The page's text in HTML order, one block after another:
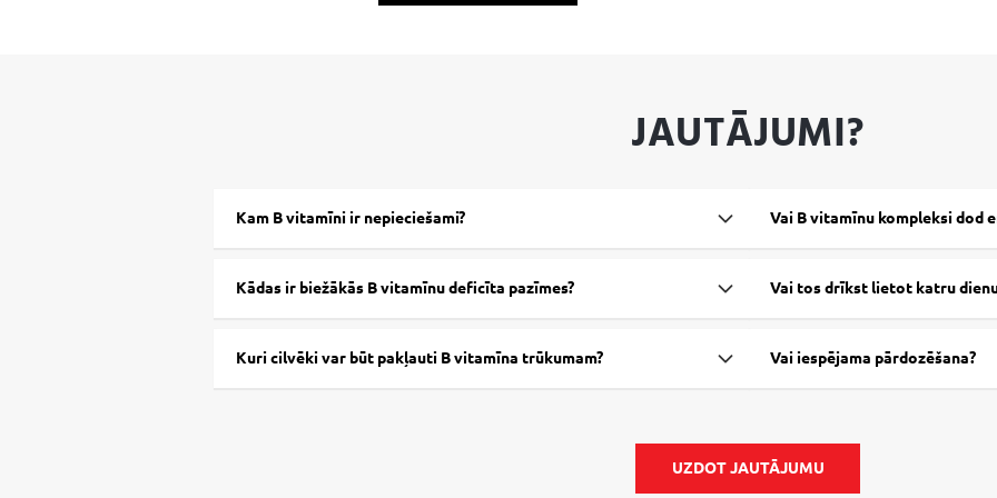
JAUTĀJUMI?
Kam B vitamīni ir nepieciešami?
Kādas ir biežākās B vitamīnu deficīta pazīmes?
Kuri cilvēki var būt pakļauti B vitamīna trūkumam?
Vai B vitamīnu kompleksi dod
Vai tos drīkst lietot katru
Vai iespējama pārdozēšana?
UZDOT JAUTĀJUMU